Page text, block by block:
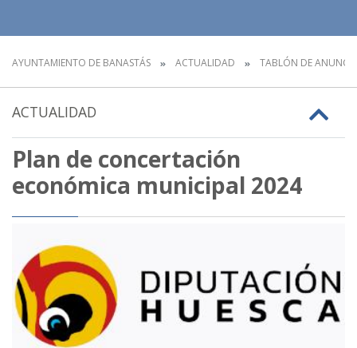
AYUNTAMIENTO DE BANASTÁS ACTUALIDAD TABLÓN DE
ACTUALIDAD
Plan de concertación
económica municipal 2024